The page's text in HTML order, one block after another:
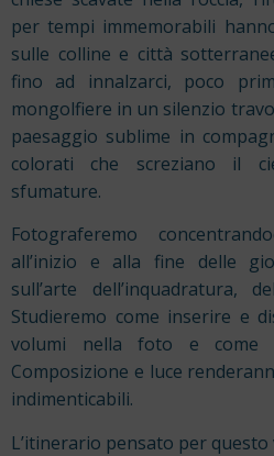
per tempi immemorabili
sulle colline e città
fino ad innalzarci, poco
mongolfiere in un silenzio
paesaggio sublime in
colorati che screziano il
sfumature.
Fotograferemo
all’inizio e alla fine delle
sull’arte dell’inquadratura,
Studieremo come inserire e
volumi nella foto e come
Composizione e luce
indimenticabili.
L’itinerario pensato per